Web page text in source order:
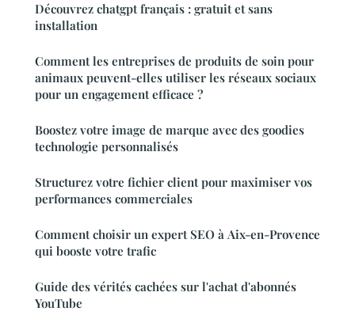
Découvrez chatgpt français : gratuit et sans
installation
Comment les entreprises de produits de soin pour
animaux peuvent-elles utiliser les réseaux sociaux
pour un engagement efficace ?
Boostez votre image de marque avec des goodies
technologie personnalisés
Structurez votre fichier client pour maximiser vos
performances commerciales
Comment choisir un expert SEO à Aix-en-Provence
qui booste votre trafic
Guide des vérités cachées sur l'achat d'abonnés
YouTube